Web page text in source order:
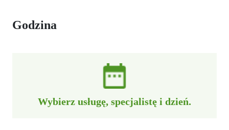
Godzina
Wybierz usługę, specjalistę i dzień.